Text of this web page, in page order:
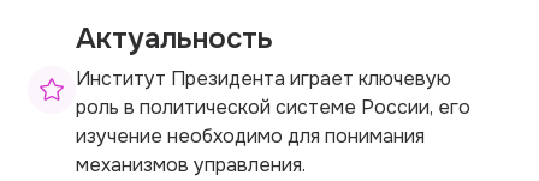
Актуальность
Институт Президента играет ключевую
роль в политической системе России, его
изучение необходимо для понимания
механизмов управления.